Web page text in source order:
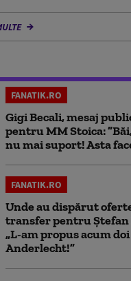
FANATIK.RO
Gigi Becali, mesaj
pentru MM Stoica:
nu mai suport! Asta
FANATIK.RO
Unde au dispărut
transfer pentru Ștefan
„L-am propus acum
Anderlecht!”